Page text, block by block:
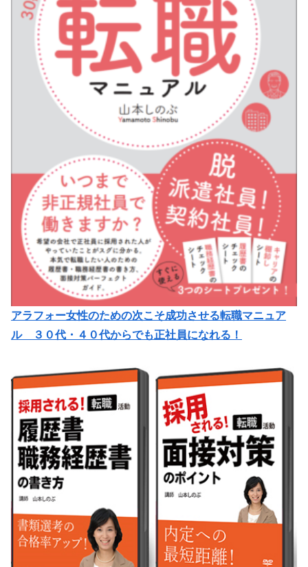
アラフォー女性のための次こそ成功させる転職マニュア
ル ３０代・４０代からでも正社員になれる！